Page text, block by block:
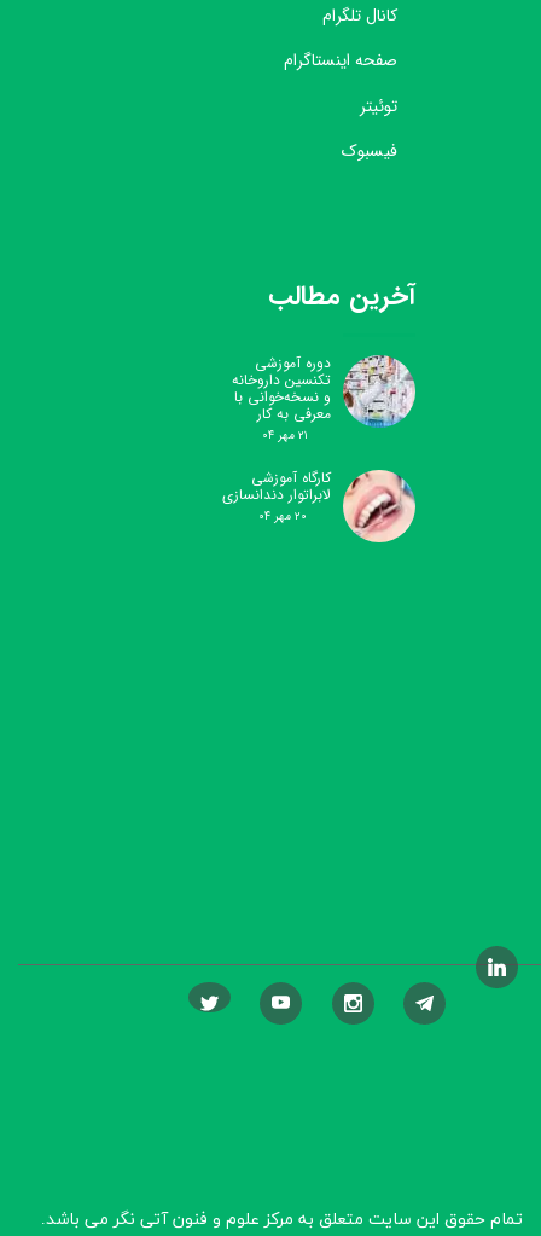
آخرین مطالب
دوره آموزشی
تکنسین داروخانه
و نسخه‌خوانی با
معرفی به کار
۲۱ مهر ۰۴
کارگاه آموزشی
لابراتوار دندانسازی
۲۰ مهر ۰۴
کانال تلگرام
صفحه اینستاگرام
توئیتر
فیسبوک
تمام حقوق این سایت متعلق به مرکز علوم و فنون آتی نگر می باشد.